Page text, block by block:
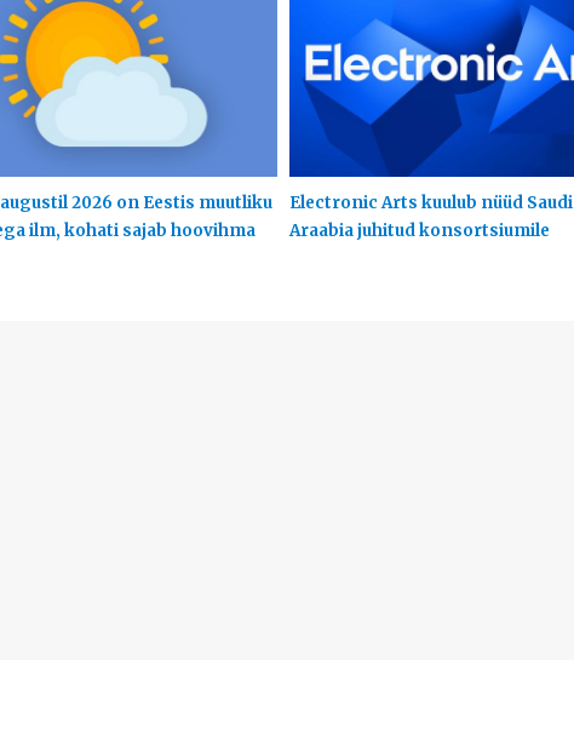
2026 on Eestis muutliku
ilm, kohati sajab hoovihma
Electronic Arts kuulub nüüd Saudi
Araabia juhitud konsortsiumile